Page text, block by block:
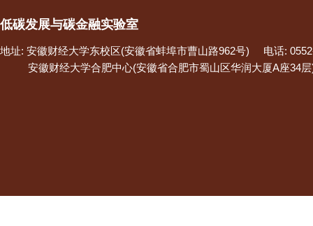
低碳发展与碳金融实验室
地址: 安徽财经大学东校区(安徽省蚌埠市曹山路962号) 电话:
安徽财经大学合肥中心(安徽省合肥市蜀山区华润大厦A座34